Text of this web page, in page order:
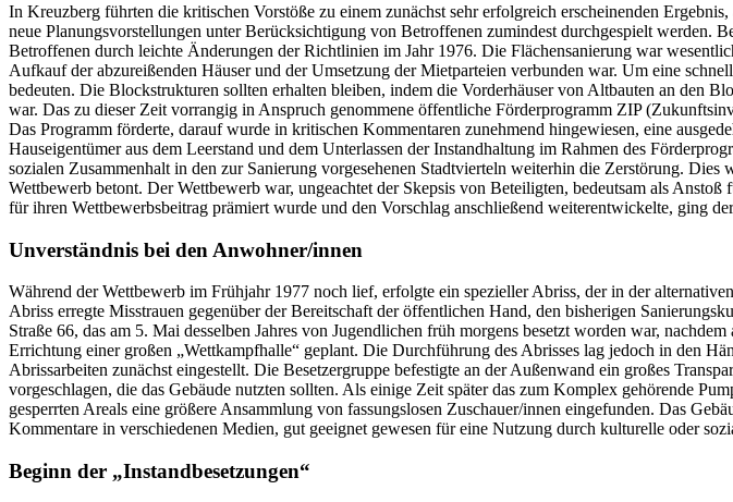
In Kreuzberg führten die kritischen Vorstöße zu einem zunächst sehr erfolgreich erscheinenden
neue Planungsvorstellungen unter Berücksichtigung von Betroffenen zumindest durchgespielt werden.
Betroffenen durch leichte Änderungen der Richtlinien im Jahr 1976. Die Flächensanierung war
Aufkauf der abzureißenden Häuser und der Umsetzung der Mietparteien verbunden war. Um eine
bedeuten. Die Blockstrukturen sollten erhalten bleiben, indem die Vorderhäuser von Altbauten an den
war. Das zu dieser Zeit vorrangig in Anspruch genommene öffentliche Förderprogramm ZIP
Das Programm förderte, darauf wurde in kritischen Kommentaren zunehmend hingewiesen, eine
Hauseigentümer aus dem Leerstand und dem Unterlassen der Instandhaltung im Rahmen des
sozialen Zusammenhalt in den zur Sanierung vorgesehenen Stadtvierteln weiterhin die Zerstörung.
Wettbewerb betont. Der Wettbewerb war, ungeachtet der Skepsis von Beteiligten, bedeutsam als
für ihren Wettbewerbsbeitrag prämiert wurde und den Vorschlag anschließend
Unverständnis bei den Anwohner/innen
Während der Wettbewerb im Frühjahr 1977 noch lief, erfolgte ein spezieller Abriss, der in der
Abriss erregte Misstrauen gegenüber der Bereitschaft der öffentlichen Hand, den bisherigen
Straße 66, das am 5. Mai desselben Jahres von Jugendlichen früh morgens besetzt worden war,
Errichtung einer großen „Wettkampfhalle“ geplant. Die Durchführung des Abrisses lag jedoch in den
Abrissarbeiten zunächst eingestellt. Die Besetzergruppe befestigte an der Außenwand ein großes
vorgeschlagen, die das Gebäude nutzten sollten. Als einige Zeit später das zum Komplex gehörende
gesperrten Areals eine größere Ansammlung von fassungslosen Zuschauer/innen eingefunden. Das
Kommentare in verschiedenen Medien, gut geeignet gewesen für eine Nutzung durch kulturelle
Beginn der „Instandbesetzungen“